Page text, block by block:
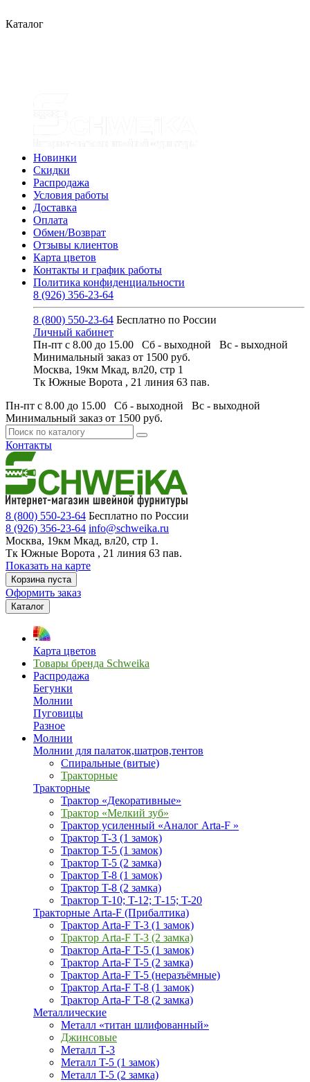
Каталог
Новинки
Скидки
Распродажа
Условия работы
Доставка
Оплата
Обмен/Возврат
Отзывы клиентов
Карта цветов
Контакты и график работы
Политика конфиденциальности
8 (926) 356-23-64
8 (800) 550-23-64 Бесплатно по России
Личный кабинет
Пн-пт с 8.00 до 15.00 Сб - выходной Вс - выходной
Минимальный заказ от 1500 руб.
Москва, 19км Мкад, вл20, стр 1
Тк Южные Ворота , 21 линия 63 пав.
Пн-пт с 8.00 до 15.00 Сб - выходной Вс - выходной
Минимальный заказ от 1500 руб.
Контакты
8 (800) 550-23-64 Бесплатно по России
8 (926) 356-23-64 info@schweika.ru
Москва, 19км Мкад, вл20, стр 1.
Тк Южные Ворота , 21 линия 63 пав.
Показать на карте
Корзина пуста
Оформить заказ
Каталог
Карта цветов
Товары бренда Schweika
Распродажа
Бегунки
Молнии
Пуговицы
Разное
Молнии
Молнии для палаток,шатров,тентов
Спиральные (витые)
Тракторные
Тракторные
Трактор «Декоративные»
Трактор «Мелкий зуб»
Трактор усиленный «Аналог Arta-F »
Трактор T-3 (1 замок)
Трактор T-5 (1 замок)
Трактор T-5 (2 замка)
Трактор T-8 (1 замок)
Трактор T-8 (2 замка)
Трактор T-10; T-12; Т-15; T-20
Тракторные Arta-F (Прибалтика)
Трактор Arta-F T-3 (1 замок)
Трактор Arta-F T-3 (2 замка)
Трактор Arta-F T-5 (1 замок)
Трактор Arta-F T-5 (2 замка)
Трактор Arta-F T-5 (неразъёмные)
Трактор Arta-F T-8 (1 замок)
Трактор Arta-F T-8 (2 замка)
Металлические
Металл «титан шлифованный»
Джинсовые
Металл Т-3
Металл T-5 (1 замок)
Металл T-5 (2 замка)